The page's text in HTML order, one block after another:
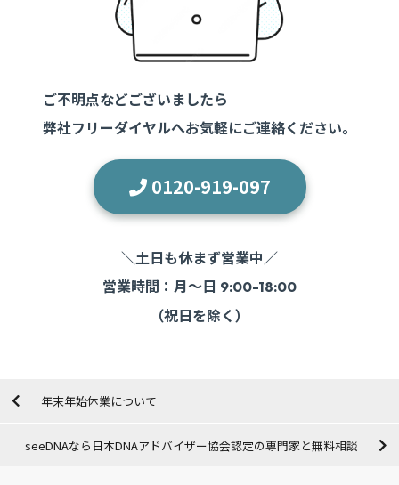
ご不明点などございましたら
弊社フリーダイヤルへお気軽にご連絡ください。
0120-919-097
＼土日も休まず営業中／
営業時間：月～日 9:00-18:00
（祝日を除く）
年末年始休業について
seeDNAなら日本DNAアドバイザー協会認定の専門家と無料相談